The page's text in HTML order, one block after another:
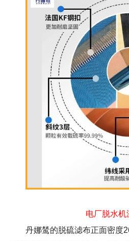
电厂脱水机
丹娜鸶的脱硫滤布正面密度